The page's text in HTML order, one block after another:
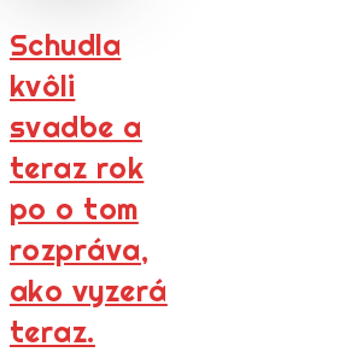
Schudla
kvôli
svadbe a
teraz rok
po o tom
rozpráva,
ako vyzerá
teraz.